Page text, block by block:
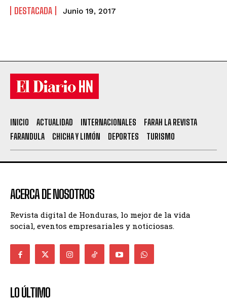
DESTACADA Junio 19, 2017
INICIO ACTUALIDAD INTERNACIONALES
FARAH LA REVISTA
FARANDULA
CHICHA Y LIMÓN DEPORTES TURISMO
ACERCA DE NOSOTROS
Revista digital de Honduras, lo mejor de la vida
social, eventos empresariales y noticiosas.
LO ÚLTIMO